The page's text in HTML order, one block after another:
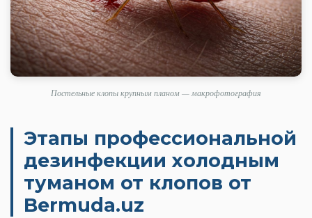
Постельные клопы крупным планом — макрофотография
Этапы профессиональной
дезинфекции холодным
туманом от клопов от
Bermuda.uz